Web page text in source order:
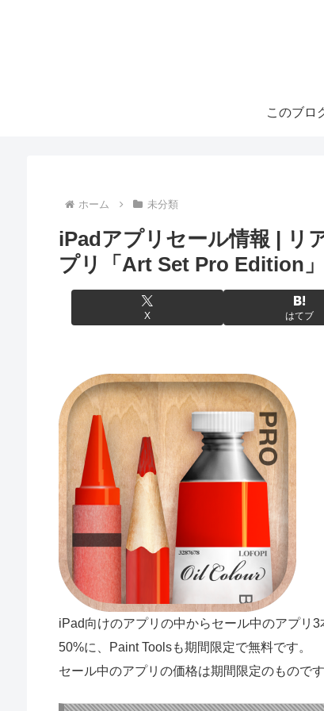
このブロ
ホーム 未分類
iPadアプリセール情報 | リ
プリ「Art Set Pro Edition
X はてブ
iPad向けのアプリの中からセール中のアプリ
50%に、Paint Toolsも期間限定で無料です。
セール中のアプリの価格は期間限定のもので